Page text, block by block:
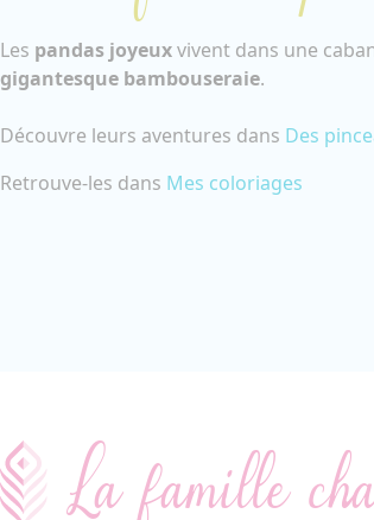
Les pandas joyeuxvivent dans une
gigantesque bambouseraie.
Découvre leurs aventures dans Des
Retrouve-les dans Mes coloriages
La famille